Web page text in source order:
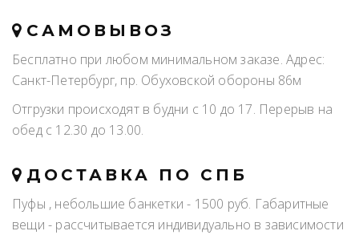
САМОВЫВОЗ
Бесплатно при любом минимальном заказе. Адрес:
Санкт-Петербург, пр. Обуховской обороны 86м
Отгрузки происходят в будни с 10 до 17. Перерыв на
обед с 12.30 до 13.00.
ДОСТАВКА ПО СПБ
Пуфы , небольшие банкетки - 1500 руб. Габаритные
вещи - рассчитывается индивидуально в зависимости